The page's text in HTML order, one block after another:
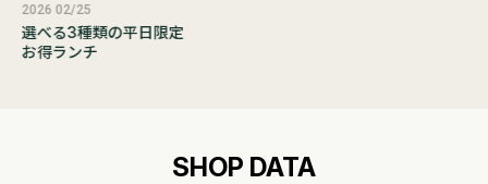
2026 02/25
選べる3種類の平日限定
お得ランチ
SHOP DATA